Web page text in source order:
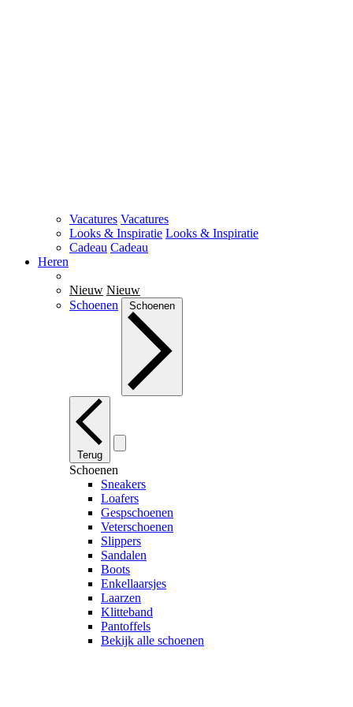
Vacatures Vacatures
Looks & Inspiratie Looks & Inspiratie
Cadeau Cadeau
Heren
Nieuw Nieuw
Schoenen
Schoenen
Terug
Schoenen
Sneakers
Loafers
Gespschoenen
Veterschoenen
Slippers
Sandalen
Boots
Enkellaarsjes
Laarzen
Klitteband
Pantoffels
Bekijk alle schoenen